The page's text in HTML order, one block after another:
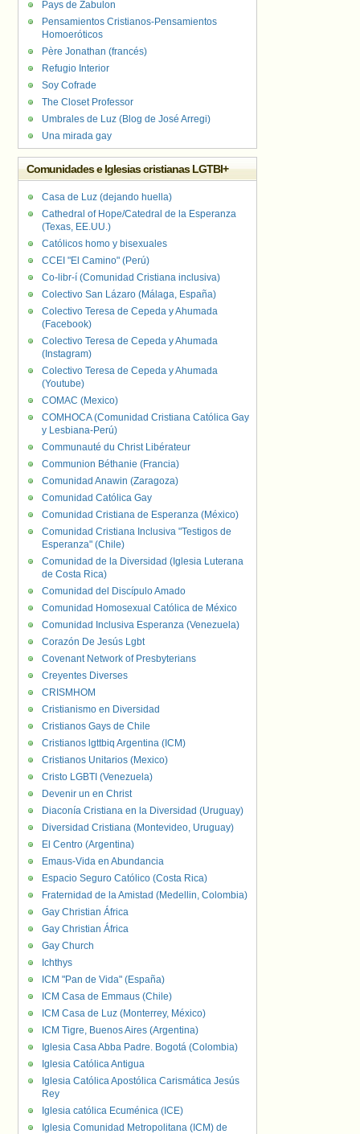
Pays de Zabulon
Pensamientos Cristianos-Pensamientos
Homoeróticos
Père Jonathan (francés)
Refugio Interior
Soy Cofrade
The Closet Professor
Umbrales de Luz (Blog de José Arregi)
Una mirada gay
Comunidades e Iglesias cristianas LGTBI+
Casa de Luz (dejando huella)
Cathedral of Hope/Catedral de la Esperanza
(Texas, EE.UU.)
Católicos homo y bisexuales
CCEI "El Camino" (Perú)
Co-libr-í (Comunidad Cristiana inclusiva)
Colectivo San Lázaro (Málaga, España)
Colectivo Teresa de Cepeda y Ahumada
(Facebook)
Colectivo Teresa de Cepeda y Ahumada
(Instagram)
Colectivo Teresa de Cepeda y Ahumada
(Youtube)
COMAC (Mexico)
COMHOCA (Comunidad Cristiana Católica Gay
y Lesbiana-Perú)
Communauté du Christ Libérateur
Communion Béthanie (Francia)
Comunidad Anawin (Zaragoza)
Comunidad Católica Gay
Comunidad Cristiana de Esperanza (México)
Comunidad Cristiana Inclusiva "Testigos de
Esperanza" (Chile)
Comunidad de la Diversidad (Iglesia Luterana
de Costa Rica)
Comunidad del Discípulo Amado
Comunidad Homosexual Católica de México
Comunidad Inclusiva Esperanza (Venezuela)
Corazón De Jesús Lgbt
Covenant Network of Presbyterians
Creyentes Diverses
CRISMHOM
Cristianismo en Diversidad
Cristianos Gays de Chile
Cristianos lgttbiq Argentina (ICM)
Cristianos Unitarios (Mexico)
Cristo LGBTI (Venezuela)
Devenir un en Christ
Diaconía Cristiana en la Diversidad (Uruguay)
Diversidad Cristiana (Montevideo, Uruguay)
El Centro (Argentina)
Emaus-Vida en Abundancia
Espacio Seguro Católico (Costa Rica)
Fraternidad de la Amistad (Medellin, Colombia)
Gay Christian África
Gay Christian África
Gay Church
Ichthys
ICM "Pan de Vida" (España)
ICM Casa de Emmaus (Chile)
ICM Casa de Luz (Monterrey, México)
ICM Tigre, Buenos Aires (Argentina)
Iglesia Casa Abba Padre. Bogotá (Colombia)
Iglesia Católica Antigua
Iglesia Católica Apostólica Carismática Jesús
Rey
Iglesia católica Ecuménica (ICE)
Iglesia Comunidad Metropolitana (ICM) de